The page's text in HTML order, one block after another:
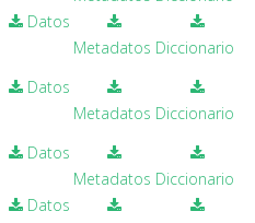
Datos
Metadatos Diccionario
Datos
Metadatos Diccionario
Datos
Metadatos Diccionario
Datos